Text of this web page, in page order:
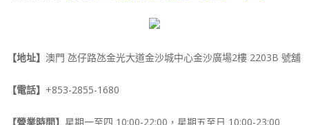
【地址】 澳門 氹仔路氹金光大道金沙城中心金沙廣場2樓 2203B 號舖
【電話】 +853-2855-1680
【營業時間】 星期一至四 10:00-22:00，星期五至日 10:00-23:00